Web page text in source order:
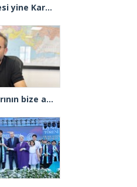
YKS’nin zirvesi yine Kartal AİHL oldu: Türkiye dereceleri peş peşe geldi, başarının sırrını anlattılar
LGS sonuçlarının bize anlattığı gerçekler